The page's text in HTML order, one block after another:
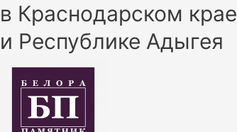
в Краснодарском крае
и Республике Адыгея